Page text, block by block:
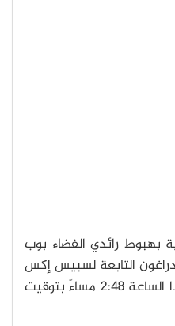
ديمو 2 التاريخية بهبوط رائدي الفضاء بوب
التابعة لسبيس إكس
قبالة ساحل بينساكولا، فلوريدا الساعة 2:48 مساءً بتوقيت